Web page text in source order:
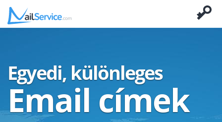
Egyedi, különleges
Email címek